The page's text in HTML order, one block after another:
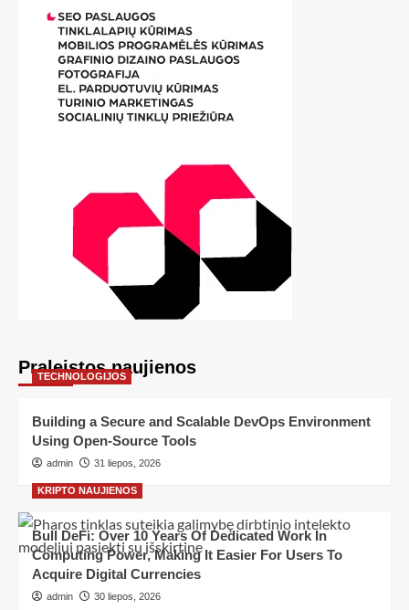
Praleistos naujienos
TECHNOLOGIJOS
Building a Secure and Scalable DevOps Environment
Using Open-Source Tools
admin 31 liepos, 2026
KRIPTO NAUJIENOS
Bull DeFi: Over 10 Years Of Dedicated Work In
Computing Power, Making It Easier For Users To
Acquire Digital Currencies
admin 30 liepos, 2026